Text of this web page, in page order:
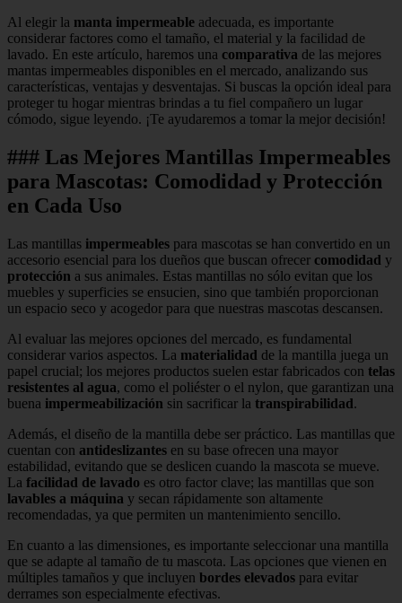
Al elegir la manta impermeable adecuada, es importante
considerar factores como el tamaño, el material y la facilidad de
lavado. En este artículo, haremos una comparativa de las mejores
mantas impermeables disponibles en el mercado, analizando sus
características, ventajas y desventajas. Si buscas la opción ideal para
proteger tu hogar mientras brindas a tu fiel compañero un lugar
cómodo, sigue leyendo. ¡Te ayudaremos a tomar la mejor decisión!
### Las Mejores Mantillas Impermeables
para Mascotas: Comodidad y Protección
en Cada Uso
Las mantillas impermeables para mascotas se han convertido en un
accesorio esencial para los dueños que buscan ofrecer comodidad y
protección a sus animales. Estas mantillas no sólo evitan que los
muebles y superficies se ensucien, sino que también proporcionan
un espacio seco y acogedor para que nuestras mascotas descansen.
Al evaluar las mejores opciones del mercado, es fundamental
considerar varios aspectos. La materialidad de la mantilla juega un
papel crucial; los mejores productos suelen estar fabricados con telas
resistentes al agua, como el poliéster o el nylon, que garantizan una
buena impermeabilización sin sacrificar la transpirabilidad.
Además, el diseño de la mantilla debe ser práctico. Las mantillas que
cuentan con antideslizantes en su base ofrecen una mayor
estabilidad, evitando que se deslicen cuando la mascota se mueve.
La facilidad de lavado es otro factor clave; las mantillas que son
lavables a máquina y secan rápidamente son altamente
recomendadas, ya que permiten un mantenimiento sencillo.
En cuanto a las dimensiones, es importante seleccionar una mantilla
que se adapte al tamaño de tu mascota. Las opciones que vienen en
múltiples tamaños y que incluyen bordes elevados para evitar
derrames son especialmente efectivas.